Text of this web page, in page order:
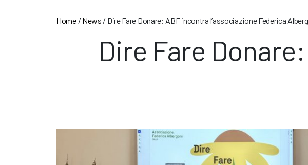
Home/ News / Dire Fare Donare: ABF incontra l’associazione Federica
Dire Fare